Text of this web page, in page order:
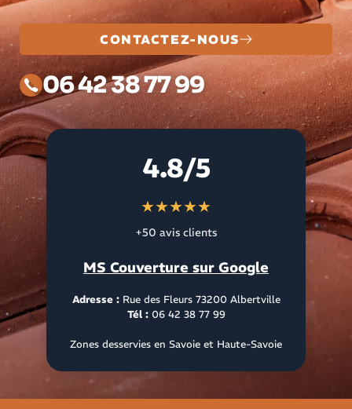
CONTACTEZ-NOUS
06 42 38 77 99
4.8/5
★★★★★
+50 avis clients
MS Couverture sur Google
Adresse :Rue des Fleurs 73200 Albertville
Tél : 06 42 38 77 99
Zones desservies en Savoie et Haute-Savoie